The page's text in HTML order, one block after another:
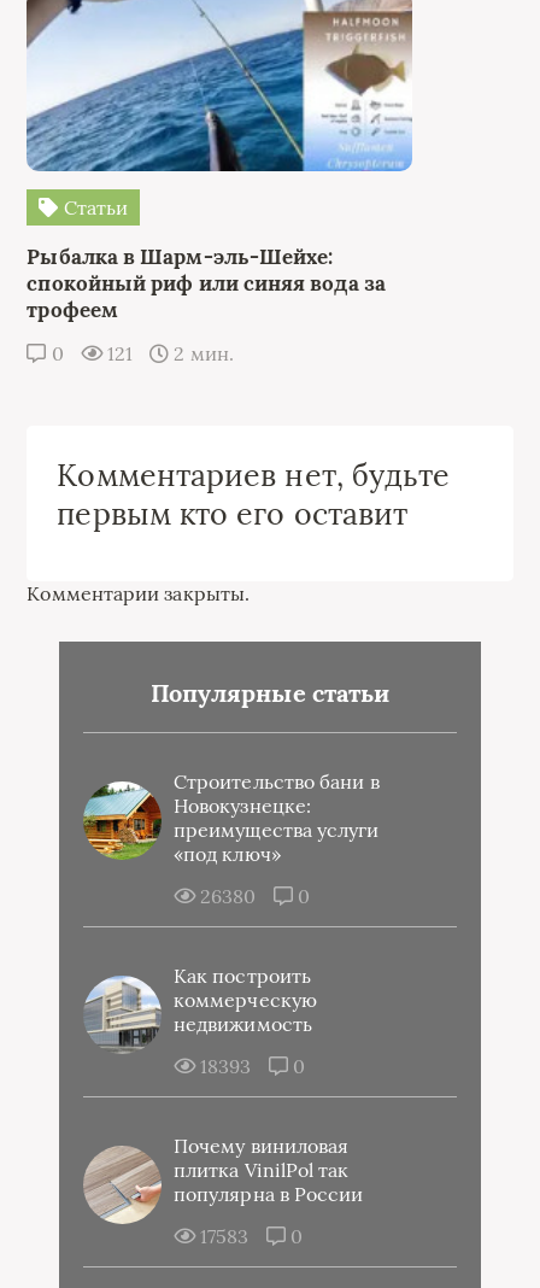
Статьи
Рыбалка в Шарм-эль-Шейхе:
спокойный риф или синяя вода за
трофеем
0 121 2 мин.
Комментариев нет, будьте
первым кто его оставит
Комментарии закрыты.
Популярные статьи
Строительство бани в
Новокузнецке:
преимущества услуги
«под ключ»
26380
0
Как построить
коммерческую
недвижимость
18393
0
Почему виниловая
плитка VinilPol так
популярна в России
17583
0